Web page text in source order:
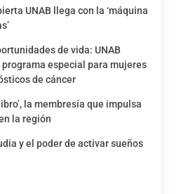
UNAB llega con la ‘máquina
de vida: UNAB
especial para mujeres
de cáncer
la membresía que impulsa
la región
y el poder de activar sueños